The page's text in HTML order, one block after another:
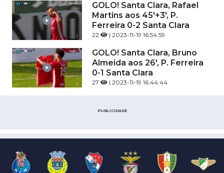
GOLO! Santa Clara, Rafael
Martins aos 45'+3', P.
Ferreira 0-2 Santa Clara
22 | 2023-11-19 16:54:59
GOLO! Santa Clara, Bruno
Almeida aos 26', P. Ferreira
0-1 Santa Clara
27 | 2023-11-19 16:44:44
PUBLICIDADE